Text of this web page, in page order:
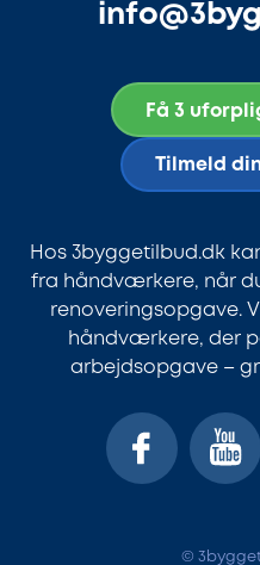
Få 3
Tilmeld
Hos 3byggetilbud.dk
fra håndværkere, når
renoveringsopgave.
håndværkere, der
arbejdsopgave –
©